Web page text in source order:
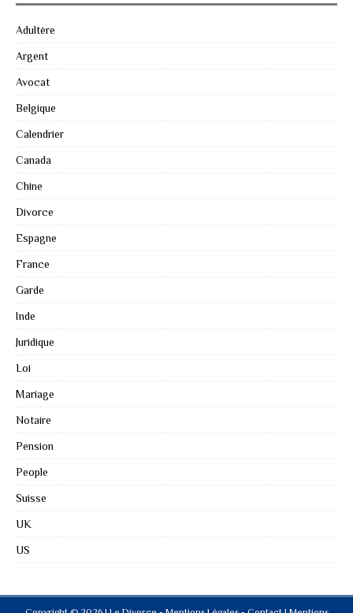
Adultère
Argent
Avocat
Belgique
Calendrier
Canada
Chine
Divorce
Espagne
France
Garde
Inde
Juridique
Loi
Mariage
Notaire
Pension
People
Suisse
UK
US